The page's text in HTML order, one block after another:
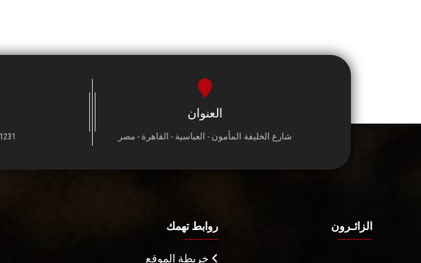
العنوان
شارع الخليفة المأمون - العباسية - القاهرة - مصر - 26831474
الزائـرون روابط تهمك
خريطة الموقع